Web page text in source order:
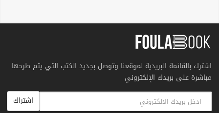
اشترك بالقائمة البريدية لموقعنا وتوصل بجديد الكتب التي يتم طرحها
مباشرة على بريدك الإلكتروني
اشتراك